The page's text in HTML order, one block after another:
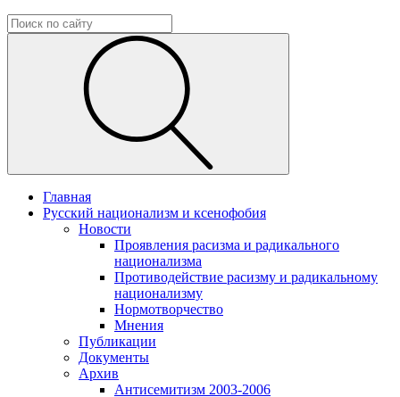
Главная
Русский национализм и ксенофобия
Новости
Проявления расизма и радикального
национализма
Противодействие расизму и радикальному
национализму
Нормотворчество
Мнения
Публикации
Документы
Архив
Антисемитизм 2003-2006